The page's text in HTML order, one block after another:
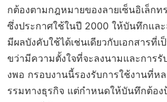
กต้องตามกฎหมายของลายเซ็นอิเล็ก
ซึ่งประกาศใช้ในปี 2000 ให้บันทึกแล
มีผลบังคับใช้ได้เช่นเดียวกับเอกสารที่เ
ขว่ามีความตั้งใจที่จะลงนามและการรั
งพอ กรอบงานนี้รองรับการใช้งานที่ห
รรมทางธุรกิจ แต่กำหนดให้บันทึกต้อง